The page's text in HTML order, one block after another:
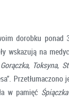
dorobku ponad
wskazują na
Gorączka, Toksyna,
Przetłumaczono
w pamięć Śpiączka